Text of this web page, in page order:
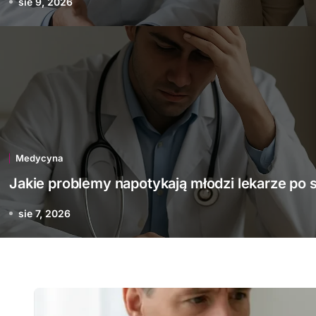
Medycyna
Jakie problemy napotykają młodzi lekarze po
sie 7, 2026
Medycyna
napotykają młodzi
po studiach
sie 7, 2026